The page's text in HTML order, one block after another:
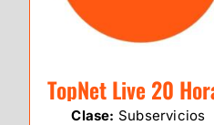
TopNet Live 20
Clase: Subservicios